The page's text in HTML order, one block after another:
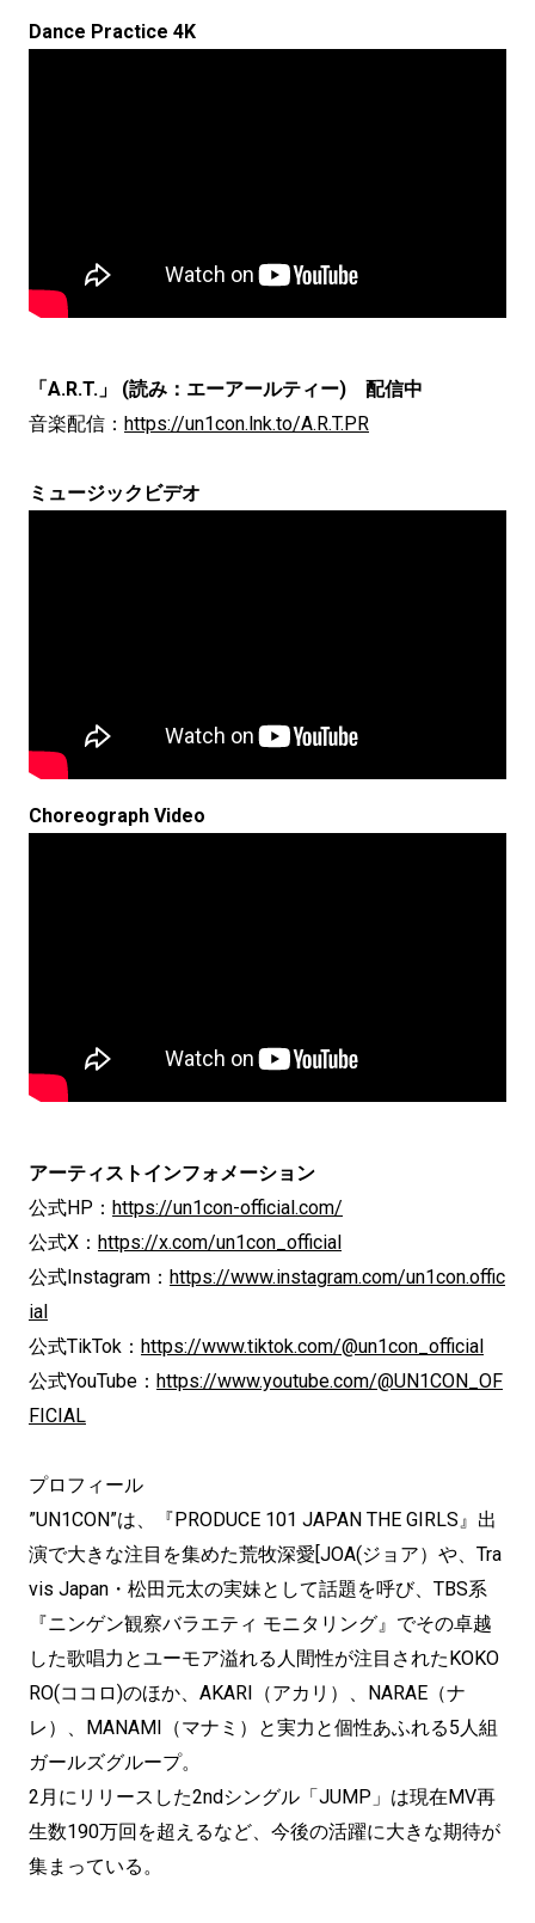
Dance Practice 4K
「A.R.T.」 (読み：エーアールティー) 配信中
音楽配信： https://un1con.lnk.to/A.R.T.PR
ミュージックビデオ
Choreograph Video
アーティストインフォメーション
公式HP： https://un1con-official.com/
公式X： https://x.com/un1con_official
公式Instagram： https://www.instagram.com/un1con.offic
ial
公式TikTok： https://www.tiktok.com/@un1con_official
公式YouTube： https://www.youtube.com/@UN1CON_OF
FICIAL
プロフィール
”UN1CON”は、『PRODUCE 101 JAPAN THE GIRLS』出
演で大きな注目を集めた荒牧深愛[JOA(ジョア）や、Tra
vis Japan・松田元太の実妹として話題を呼び、TBS系
『ニンゲン観察バラエティ モニタリング』でその卓越
した歌唱力とユーモア溢れる人間性が注目されたKOKO
RO(ココロ)のほか、AKARI（アカリ）、NARAE（ナ
レ）、MANAMI（マナミ）と実力と個性あふれる5人組
ガールズグループ。
2月にリリースした2ndシングル「JUMP」は現在MV再
生数190万回を超えるなど、今後の活躍に大きな期待が
集まっている。